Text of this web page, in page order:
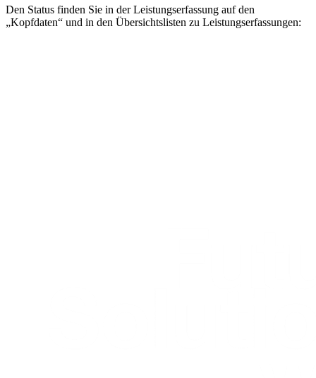
Den Status finden Sie in der Leistungserfassung auf den
„Kopfdaten“ und in den Übersichtslisten zu Leistungserfassungen: